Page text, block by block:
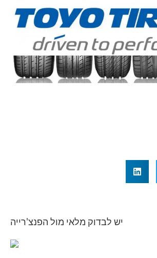
יש לבדוק מלאי מול הפנצ'רייה